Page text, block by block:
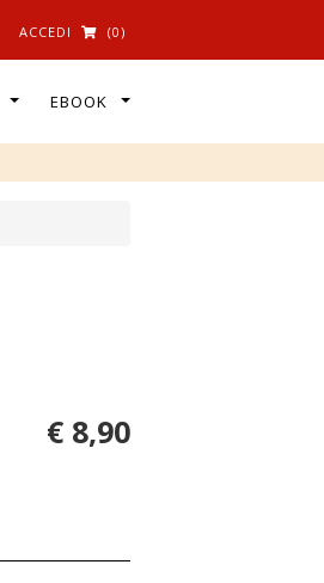
ACCEDI (0)
EBOOK
€ 8,90